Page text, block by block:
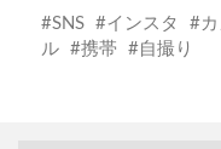
SNS
インスタ
ル
携帯 自撮り